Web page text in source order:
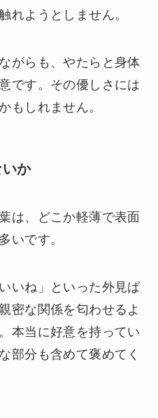
れようとしません。
がらも、やたらと身体
です。その優しさには
もしれません。
か
は、どこか軽薄で表面
いです。
いね」といった外見ば
密な関係を匂わせるよ
本当に好意を持ってい
部分も含めて褒めてく